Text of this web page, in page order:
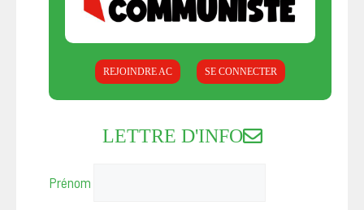
REJOINDRE AC SE CONNECTER
LETTRE D'INFO
Prénom